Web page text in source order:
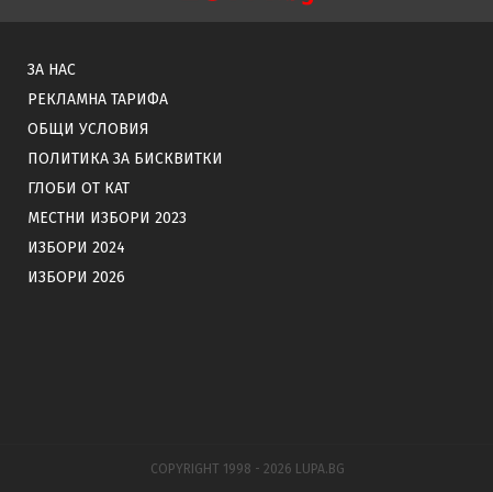
ЗА НАС
РЕКЛАМНА ТАРИФА
ОБЩИ УСЛОВИЯ
ПОЛИТИКА ЗА БИСКВИТКИ
ГЛОБИ ОТ КАТ
МЕСТНИ ИЗБОРИ 2023
ИЗБОРИ 2024
ИЗБОРИ 2026
COPYRIGHT 1998 - 2026 LUPA.BG